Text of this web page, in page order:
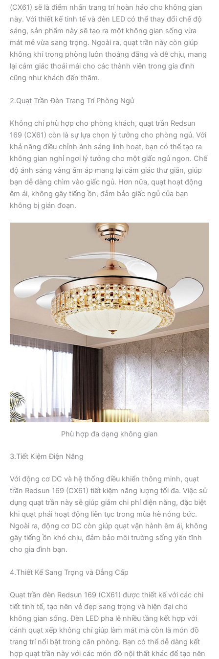
(CX61) sẽ là điểm nhấn trang trí hoàn hảo cho không gian
này. Với thiết kế tinh tế và đèn LED có thể thay đổi chế độ
sáng, sản phẩm này sẽ tạo ra một không gian sống vừa
mát mẻ vừa sang trọng. Ngoài ra, quạt trần này còn giúp
không khí trong phòng luôn thoáng đãng và dễ chịu, mang
lại cảm giác thoải mái cho các thành viên trong gia đình
cũng như khách đến thăm.
2.Quạt Trần Đèn Trang Trí Phòng Ngủ
Không chỉ phù hợp cho phòng khách, quạt trần Redsun
169 (CX61) còn là sự lựa chọn lý tưởng cho phòng ngủ. Với
khả năng điều chỉnh ánh sáng linh hoạt, bạn có thể tạo ra
không gian nghỉ ngơi lý tưởng cho một giấc ngủ ngon. Chế
độ ánh sáng vàng ấm áp mang lại cảm giác thư giãn, giúp
bạn dễ dàng chìm vào giấc ngủ. Hơn nữa, quạt hoạt động
êm ái, không gây tiếng ồn, đảm bảo giấc ngủ của bạn
không bị gián đoạn.
Phù hợp đa dạng không gian
3.Tiết Kiệm Điện Năng
Với động cơ DC và hệ thống điều khiển thông minh, quạt
trần Redsun 169 (CX61) tiết kiệm năng lượng tối đa. Việc sử
dụng quạt trần này sẽ giúp giảm chi phí điện năng, đặc biệt
khi quạt phải hoạt động liên tục trong mùa hè nóng bức.
Ngoài ra, động cơ DC còn giúp quạt vận hành êm ái, không
gây tiếng ồn khó chịu, đảm bảo môi trường sống yên tĩnh
cho gia đình bạn.
4.Thiết Kế Sang Trọng và Đẳng Cấp
Quạt trần đèn Redsun 169 (CX61) được thiết kế với các chi
tiết tinh tế, tạo nên vẻ đẹp sang trọng và hiện đại cho
không gian sống. Đèn LED pha lê nhiều tầng kết hợp với
cánh quạt xếp không chỉ giúp làm mát mà còn là món đồ
trang trí nổi bật trong căn phòng. Bạn có thể dễ dàng kết
hợp quạt trần này với các món đồ nội thất khác để tạo nên